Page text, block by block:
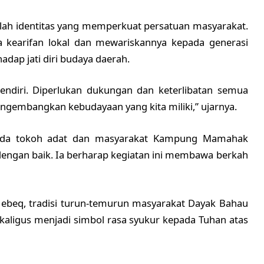
identitas yang memperkuat persatuan masyarakat.
lokal dan mewariskannya kepada generasi
jati diri budaya daerah.
Diperlukan dukungan dan keterlibatan semua
kebudayaan yang kita miliki,” ujarnya.
tokoh adat dan masyarakat Kampung Mamahak
baik. Ia berharap kegiatan ini membawa berkah
tradisi turun-temurun masyarakat Dayak Bahau
menjadi simbol rasa syukur kepada Tuhan atas